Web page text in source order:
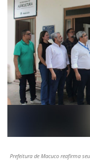
Prefeitura de Macuco reafirma